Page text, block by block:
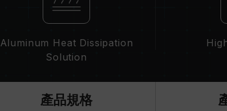
十銓科技的記憶體模組
繫處理器或主機板相關
Aluminum Heat Dissipation
Solution
產品規格